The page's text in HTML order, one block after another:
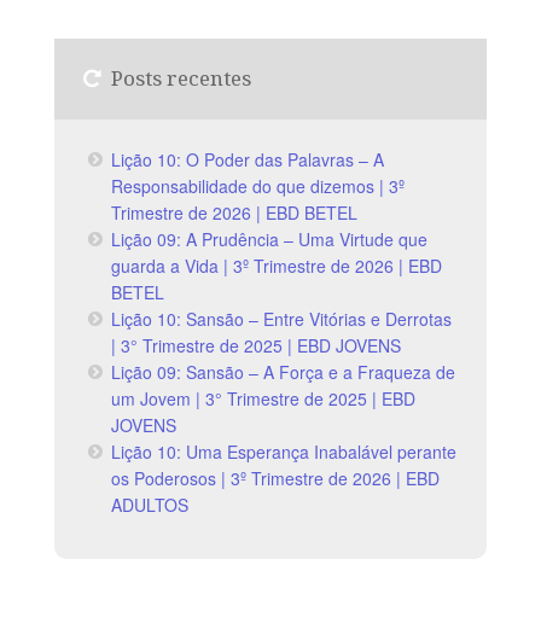
Posts recentes
Lição 10: O Poder das Palavras – A
Responsabilidade do que dizemos | 3º
Trimestre de 2026 | EBD BETEL
Lição 09: A Prudência – Uma Virtude que
guarda a Vida | 3º Trimestre de 2026 | EBD
BETEL
Lição 10: Sansão – Entre Vitórias e Derrotas
| 3° Trimestre de 2025 | EBD JOVENS
Lição 09: Sansão – A Força e a Fraqueza de
um Jovem | 3° Trimestre de 2025 | EBD
JOVENS
Lição 10: Uma Esperança Inabalável perante
os Poderosos | 3º Trimestre de 2026 | EBD
ADULTOS